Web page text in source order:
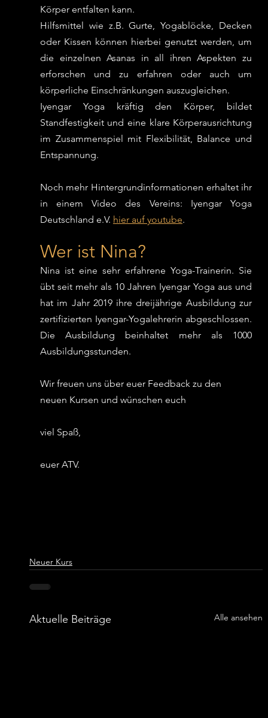
Körper entfalten kann.
Hilfsmittel wie z.B. Gurte, Yogablöcke, Decken
oder Kissen können hierbei genutzt werden, um
die einzelnen Asanas in all ihren Aspekten zu
erforschen und zu erfahren oder auch um
körperliche Einschränkungen auszugleichen.
Iyengar Yoga kräftig den Körper, bildet
Standfestigkeit und eine klare Körperausrichtung
im Zusammenspiel mit Flexibilität, Balance und
Entspannung.
Noch mehr Hintergrundinformationen erhaltet ihr
in einem Video des Vereins: Iyengar Yoga
Deutschland e.V. hier auf youtube.
Wer ist Nina?
Nina ist eine sehr erfahrene Yoga-Trainerin. Sie
übt seit mehr als 10 Jahren Iyengar Yoga aus und
hat im Jahr 2019 ihre dreijährige Ausbildung zur
zertifizierten Iyengar-Yogalehrerin abgeschlossen.
Die Ausbildung beinhaltet mehr als 1000
Ausbildungsstunden.
Wir freuen uns über euer Feedback zu den
neuen Kursen und wünschen euch
viel Spaß,
euer ATV.
Neuer Kurs
Aktuelle Beiträge Alle ansehen